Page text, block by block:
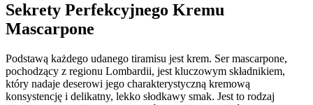
Sekrety Perfekcyjnego Kremu
Mascarpone
Podstawą każdego udanego tiramisu jest krem. Ser mascarpone,
pochodzący z regionu Lombardii, jest kluczowym składnikiem,
który nadaje deserowi jego charakterystyczną kremową
konsystencję i delikatny, lekko słodkawy smak. Jest to rodzaj